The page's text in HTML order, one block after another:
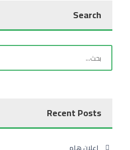
Search
Recent Posts